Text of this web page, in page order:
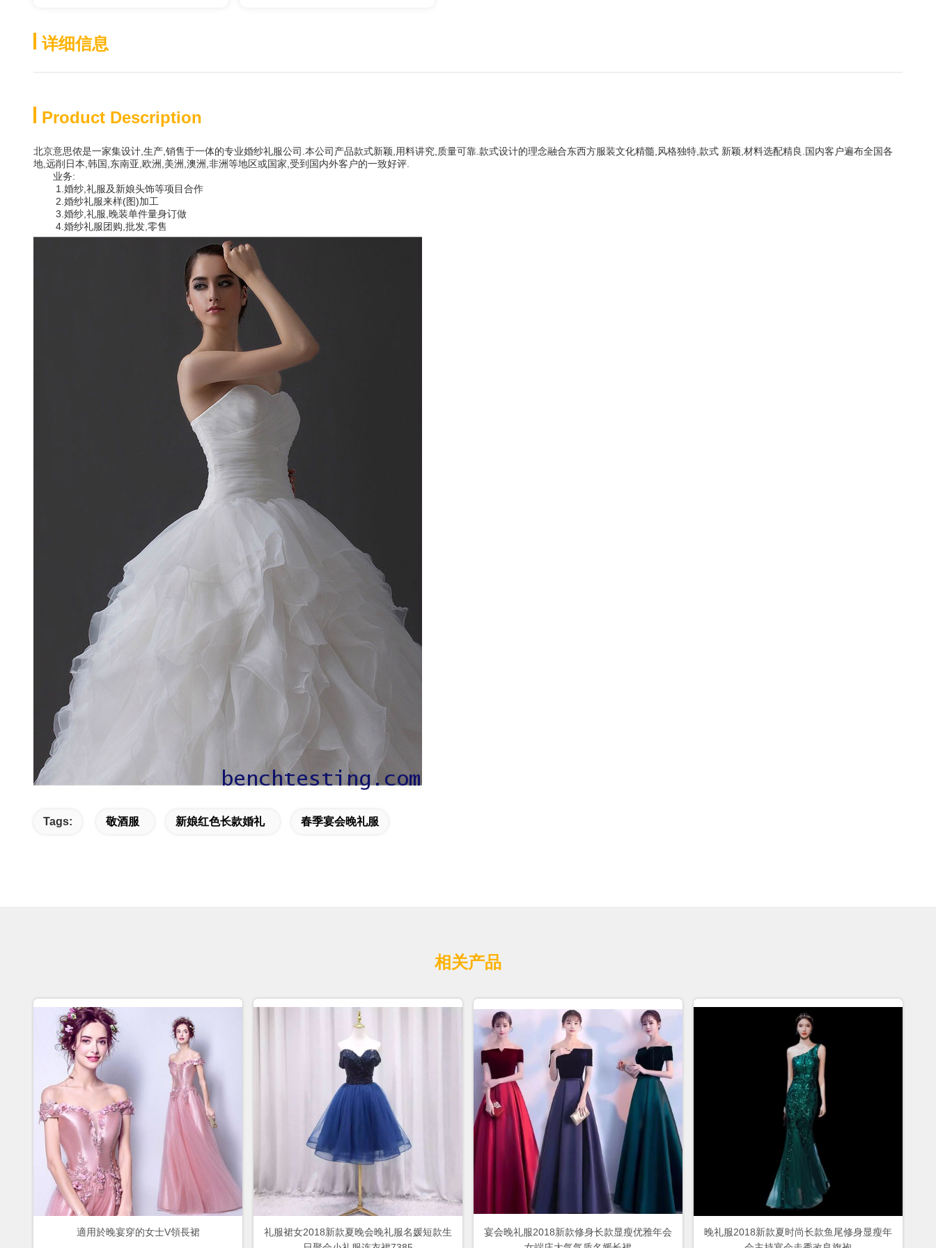
详细信息
Product Description
北京意思侬是一家集设计,生产,销售于一体的专业婚纱礼服公司.本公司产品款式新颖,用料讲究,质量可靠.款式设计的理念融合东西方服装文化精髓,风格独特,款式 新颖,材料选配精良.国内客户遍布全国各
地,远削日本,韩国,东南亚,欧洲,美洲,澳洲,非洲等地区或国家,受到国内外客户的一致好评.
业务:
1.婚纱,礼服及新娘头饰等项目合作
2.婚纱礼服来样(图)加工
3.婚纱,礼服,晚装单件量身订做
4.婚纱礼服团购,批发,零售
Tags: 敬酒服 新娘红色长款婚礼 春季宴会晚礼服
相关产品
適用於晚宴穿的女士V領長裙
礼服裙女2018新款夏晚会晚礼服名媛短款生
宴会晚礼服2018新款修身长款显瘦优雅年会
晚礼服2018新款夏时尚长款鱼尾修身显瘦年